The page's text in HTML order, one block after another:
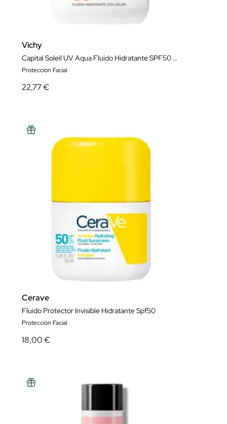
Vichy
Capital Soleil UV Aqua Fluido Hidratante SPF50 Color Tono Medio
Protección Facial
22,77 €
Cerave
Fluido Protector Invisible Hidratante Spf50
Protección Facial
18,00 €